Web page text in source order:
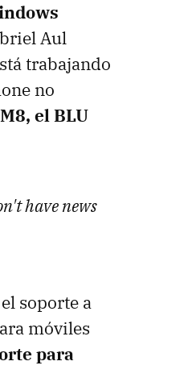
Aul
trabajando
no
el BLU
have news
soporte a
móviles
para